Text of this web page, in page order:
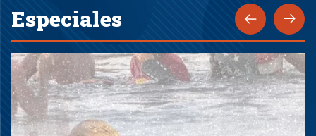
Especiales